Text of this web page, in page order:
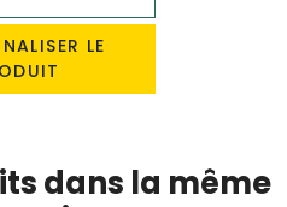
LE
dans la même